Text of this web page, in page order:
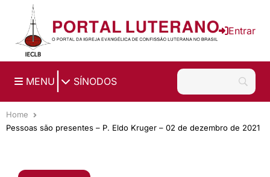
Ir para o conteúdo principal
Entrar
MENU SÍNODOS
Home
Pessoas são presentes – P. Eldo Kruger – 02 de dezembro de 2021